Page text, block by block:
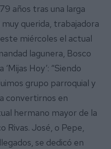
años tras una larga
querida, trabajadora
miércoles el actual
lagunera, Bosco
Hoy’: “Siendo
grupo parroquial y
convertirnos en
hermano mayor de la
Rivas. José, o Pepe,
se dedicó en